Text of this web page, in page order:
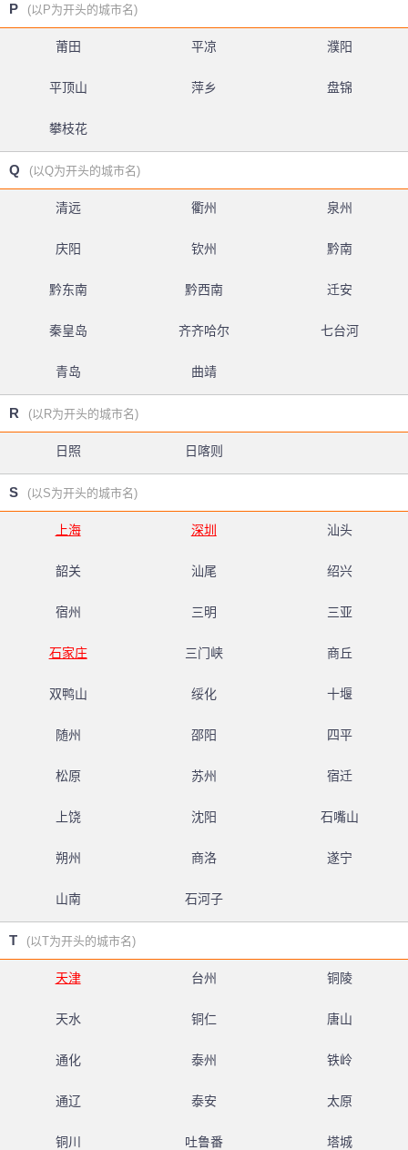
P (以P为开头的城市名)
莆田 平凉 濮阳
平顶山 萍乡 盘锦
攀枝花
Q (以Q为开头的城市名)
清远 衢州 泉州
庆阳 钦州 黔南
黔东南 黔西南 迁安
秦皇岛 齐齐哈尔 七台河
青岛 曲靖
R (以R为开头的城市名)
日照 日喀则
S (以S为开头的城市名)
上海 深圳 汕头
韶关 汕尾 绍兴
宿州 三明 三亚
石家庄 三门峡 商丘
双鸭山 绥化 十堰
随州 邵阳 四平
松原 苏州 宿迁
上饶 沈阳 石嘴山
朔州 商洛 遂宁
山南 石河子
T (以T为开头的城市名)
天津 台州 铜陵
天水 铜仁 唐山
通化 泰州 铁岭
通辽 泰安 太原
铜川 吐鲁番 塔城